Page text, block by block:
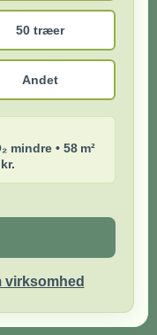
50 træer
Andet
mindre • 58 m²
virksomhed